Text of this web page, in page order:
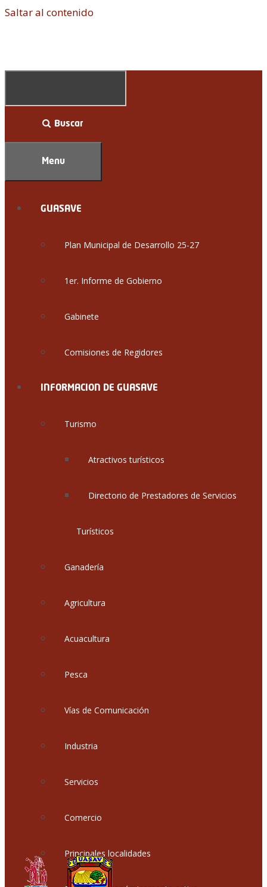
Saltar al contenido
Buscar
Menu
GUASAVE
Plan Municipal de Desarrollo 25-27
1er. Informe de Gobierno
Gabinete
Comisiones de Regidores
INFORMACION DE GUASAVE
Turismo
Atractivos turísticos
Directorio de Prestadores de Servicios
Turísticos
Ganadería
Agricultura
Acuacultura
Pesca
Vías de Comunicación
Industria
Servicios
Comercio
Principales localidades